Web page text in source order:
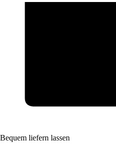
Bequem liefern lassen